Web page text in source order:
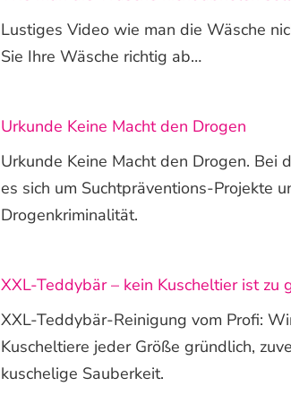
Lustiges Video wie man die Wäsche
Sie Ihre Wäsche richtig ab…
Urkunde Keine Macht den Drogen
Urkunde Keine Macht den Drogen. Bei
es sich um Suchtpräventions-Projekte
Drogenkriminalität.
XXL-Teddybär – kein Kuscheltier ist zu
XXL-Teddybär-Reinigung vom Profi:
Kuscheltiere jeder Größe gründlich,
kuschelige Sauberkeit.